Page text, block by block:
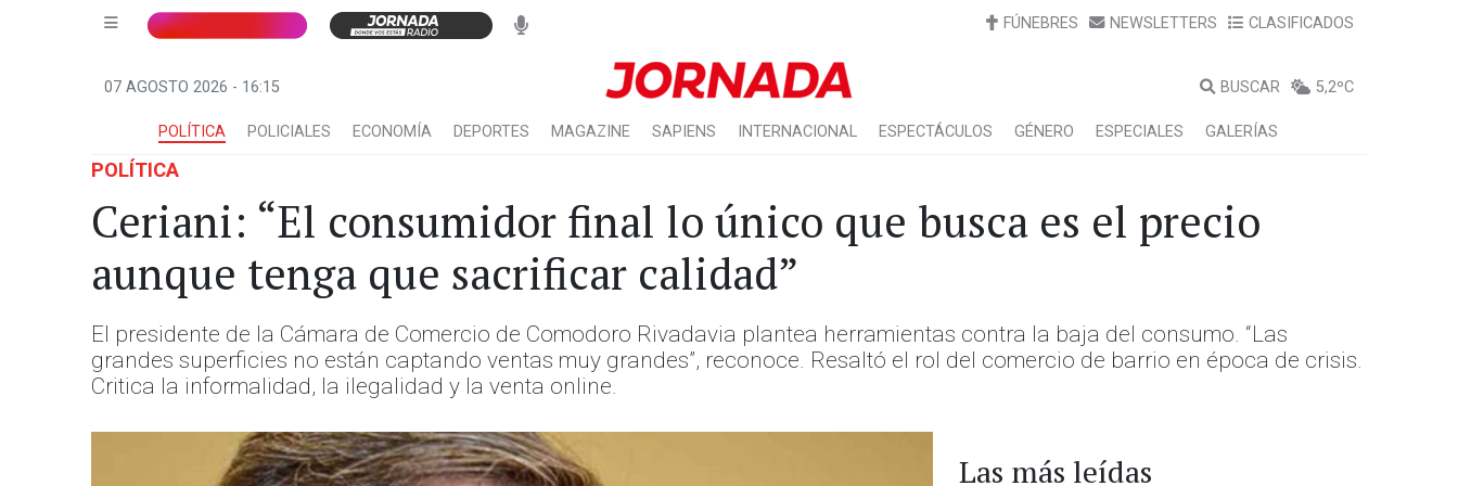
FÚNEBRES NEWSLETTERS CLASIFICADOS
07 AGOSTO 2026 - 16:15 BUSCAR 5,2ºC
POLÍTICA POLICIALES ECONOMÍA DEPORTES MAGAZINE SAPIENS INTERNACIONAL ESPECTÁCULOS GÉNERO ESPECIALES GALERÍAS
POLÍTICA
Ceriani: “El consumidor final lo único que busca es el precio
aunque tenga que sacrificar calidad”
El presidente de la Cámara de Comercio de Comodoro Rivadavia plantea herramientas contra la baja del consumo. “Las
grandes superficies no están captando ventas muy grandes”, reconoce. Resaltó el rol del comercio de barrio en época de crisis.
Critica la informalidad, la ilegalidad y la venta online.
Las más leídas